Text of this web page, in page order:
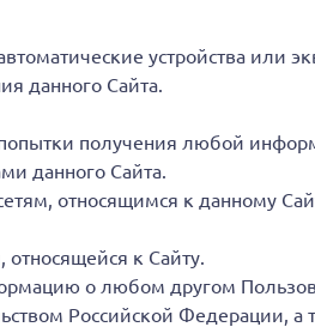
устройства или
данного Сайта.
получения любой
данного Сайта.
относящимся к данному
к Сайту.
о любом другом
Российской Федерации, а